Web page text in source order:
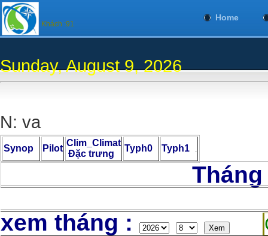
Home
Khách :91
Sunday, August 9, 2026
N: va
Synop Pilot
Clim_Climat
Đặc trưng
Typh0 Typh1 .
Tháng 8
xem tháng :